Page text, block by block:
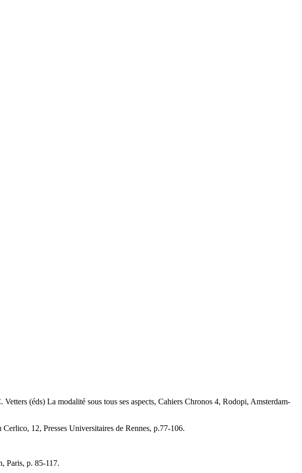
(éds) La modalité sous tous ses aspects, Cahiers Chronos 4, Rodopi, Amsterdam-
12, Presses Universitaires de Rennes, p.77-106.
Paris, p. 85-117.